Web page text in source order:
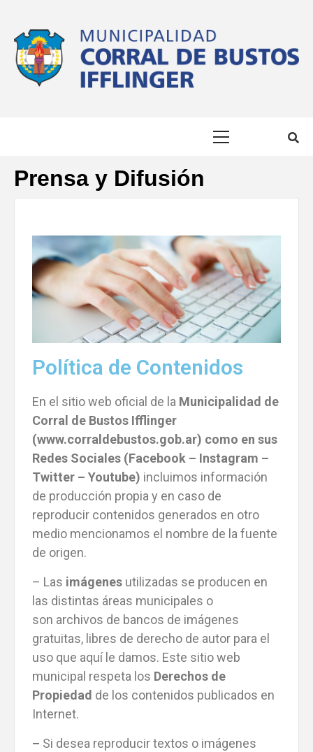
DE CORRAL
BUSTOS
IFFLINGER
Prensa y Difusión
Política de Contenidos
En el sitio web oficial de la Municipalidad de
Corral de Bustos Ifflinger
(www.corraldebustos.gob.ar) como en sus
Redes Sociales (Facebook – Instagram –
Twitter – Youtube) incluimos información
de producción propia y en caso de
reproducir contenidos generados en otro
medio mencionamos el nombre de la fuente
de origen.
– Las imágenes utilizadas se producen en
las distintas áreas municipales o
son archivos de bancos de imágenes
gratuitas, libres de derecho de autor para el
uso que aquí le damos. Este sitio web
municipal respeta los Derechos de
Propiedad de los contenidos publicados en
Internet.
– Si desea reproducir textos o imágenes